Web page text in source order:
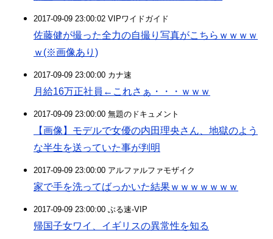
2017-09-09 23:00:02 VIPワイドガイド
佐藤健が撮った全力の自撮り写真がこちらｗｗｗｗ
ｗ(※画像あり)
2017-09-09 23:00:00 カナ速
月給16万正社員←これさぁ・・・ｗｗｗ
2017-09-09 23:00:00 無題のドキュメント
【画像】モデルで女優の内田理央さん、地獄のよう
な半生を送っていた事が判明
2017-09-09 23:00:00 アルファルファモザイク
家で手を洗ってばっかいた結果ｗｗｗｗｗｗｗ
2017-09-09 23:00:00 ぶる速-VIP
帰国子女ワイ、イギリスの異常性を知る